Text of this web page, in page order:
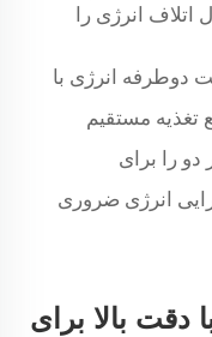
انرژی را
دوطرفه انرژی با
تغذیه مستقیم
را برای
انرژی ضروری
دقت بالا برای